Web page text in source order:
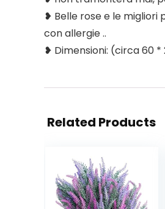
❥ Belle rose e le migliori
con allergie ..
❥ Dimensioni: (circa 60 *
Related Products